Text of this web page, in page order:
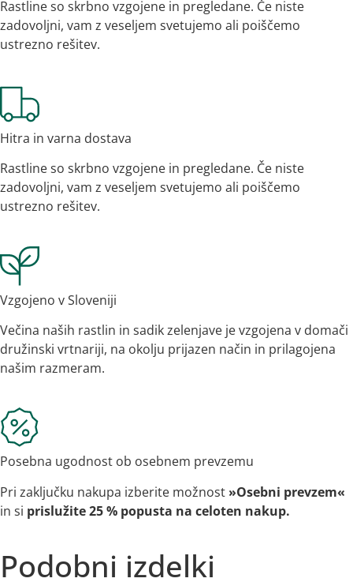
Rastline so skrbno vzgojene in pregledane. Če niste
zadovoljni, vam z veseljem svetujemo ali poiščemo
ustrezno rešitev.
Hitra in varna dostava
Rastline so skrbno vzgojene in pregledane. Če niste
zadovoljni, vam z veseljem svetujemo ali poiščemo
ustrezno rešitev.
Vzgojeno v Sloveniji
Večina naših rastlin in sadik zelenjave je vzgojena v domači
družinski vrtnariji, na okolju prijazen način in prilagojena
našim razmeram.
Posebna ugodnost ob osebnem prevzemu
Pri zaključku nakupa izberite možnost »Osebni prevzem«
in si prislužite 25 % popusta na celoten nakup.
Podobni izdelki